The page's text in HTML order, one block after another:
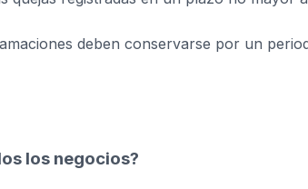
deben conservarse por un
los negocios?